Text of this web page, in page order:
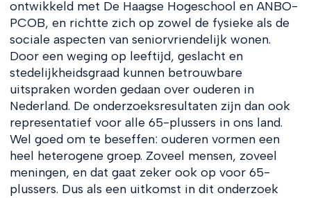
ontwikkeld met De Haagse Hogeschool en ANBO-
PCOB, en richtte zich op zowel de fysieke als de
sociale aspecten van seniorvriendelijk wonen.
Door een weging op leeftijd, geslacht en
stedelijkheidsgraad kunnen betrouwbare
uitspraken worden gedaan over ouderen in
Nederland. De onderzoeksresultaten zijn dan ook
representatief voor alle 65-plussers in ons land.
Wel goed om te beseffen: ouderen vormen een
heel heterogene groep. Zoveel mensen, zoveel
meningen, en dat gaat zeker ook op voor 65-
plussers. Dus als een uitkomst in dit onderzoek